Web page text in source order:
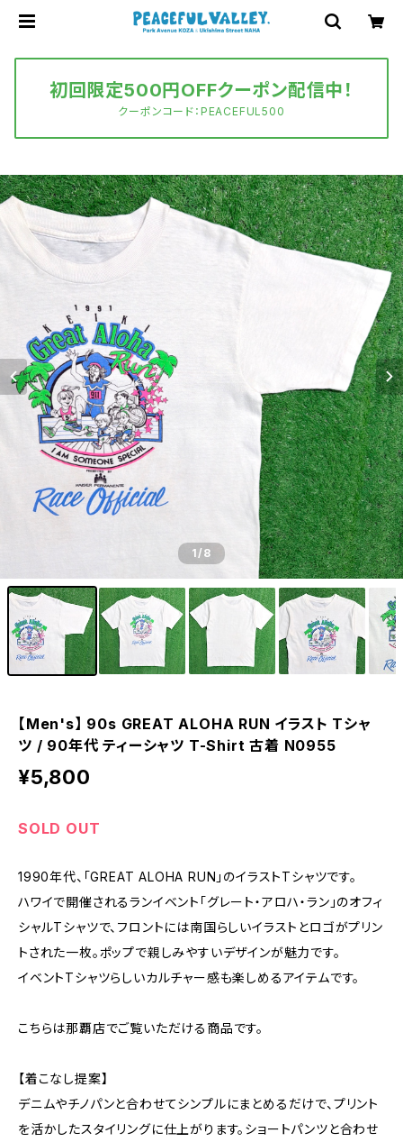
初回限定500円OFFクーポン配信中！
クーポンコード：PEACEFUL500
1/8
【Men's】 90s GREAT ALOHA RUN イラスト Tシャ
ツ / 90年代 ティーシャツ T-Shirt 古着 N0955
¥5,800
SOLD OUT
1990年代、「GREAT ALOHA RUN」のイラストTシャツです。
ハワイで開催されるランイベント「グレート・アロハ・ラン」のオフィ
シャルTシャツで、フロントには南国らしいイラストとロゴがプリン
トされた一枚。ポップで親しみやすいデザインが魅力です。
イベントTシャツらしいカルチャー感も楽しめるアイテムです。
こちらは那覇店でご覧いただける商品です。
【着こなし提案】
デニムやチノパンと合わせてシンプルにまとめるだけで、プリント
を活かしたスタイリングに仕上がります。ショートパンツと合わせ